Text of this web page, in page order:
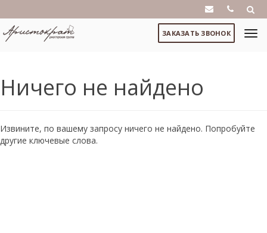
ЗАКАЗАТЬ ЗВОНОК
Ничего не найдено
Извините, по вашему запросу ничего не найдено. Попробуйте
другие ключевые слова.